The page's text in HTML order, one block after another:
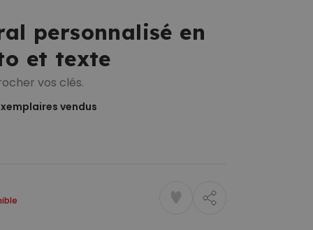
personnalisé en
et texte
vos clés.
vendus